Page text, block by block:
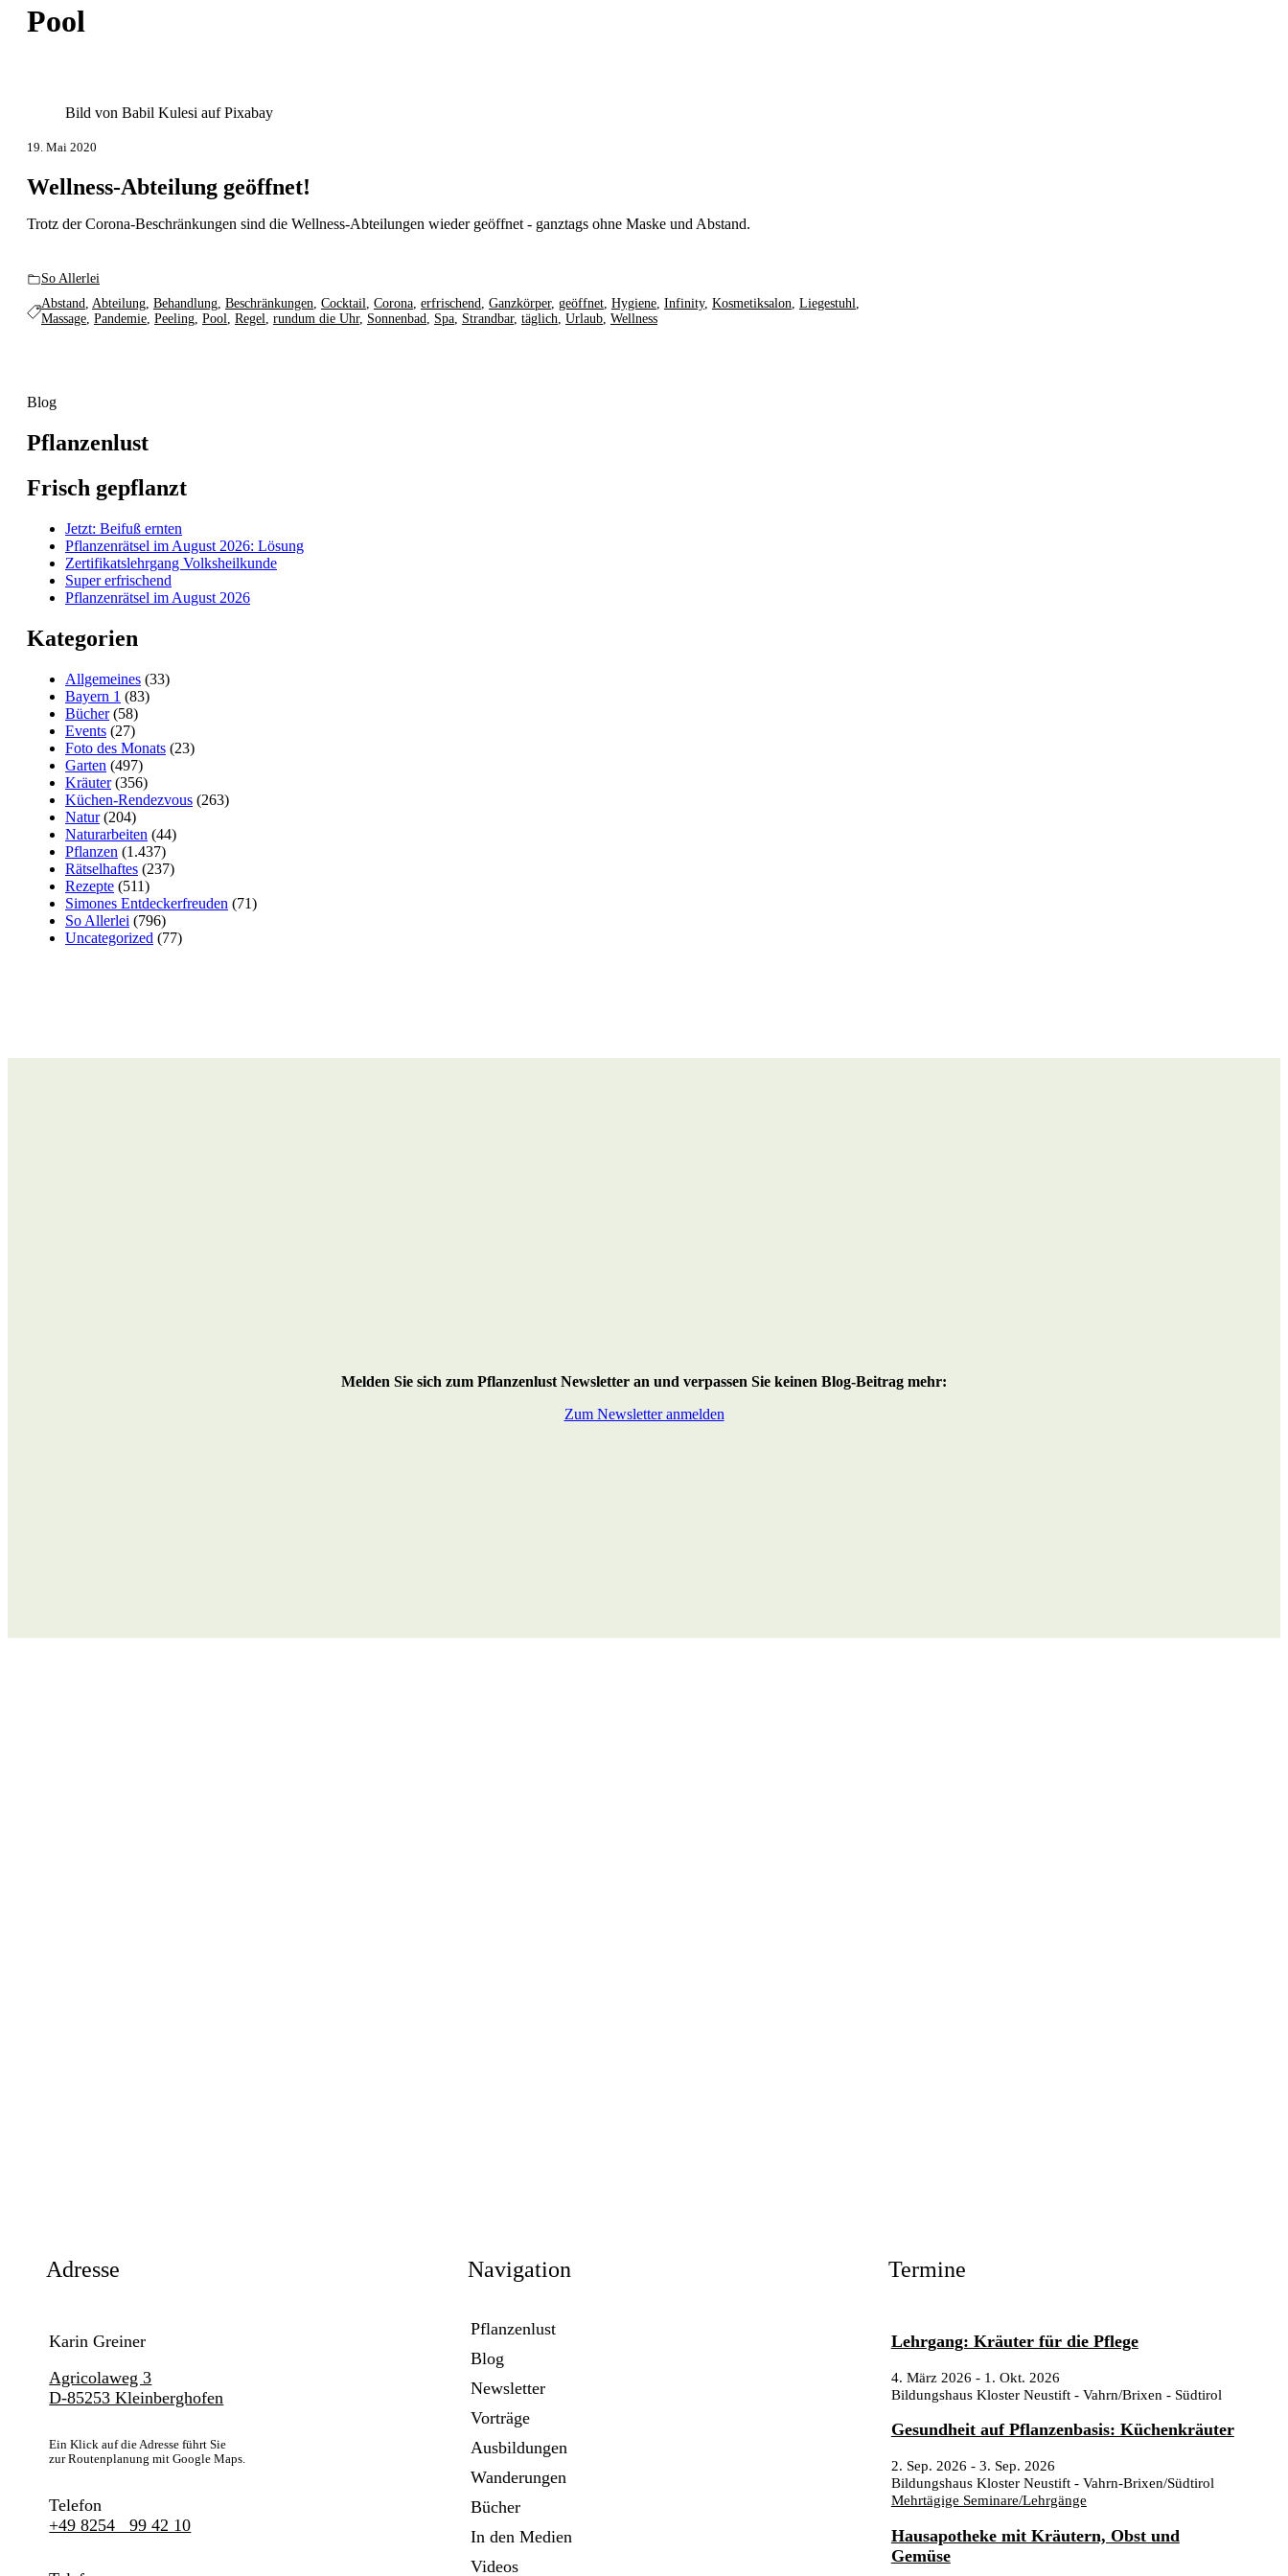
Pool
Bild von Babil Kulesi auf Pixabay
19. Mai 2020
Wellness-Abteilung geöffnet!
Trotz der Corona-Beschränkungen sind die Wellness-Abteilungen wieder geöffnet - ganztags ohne Maske und Abstand.
So Allerlei
Abstand, Abteilung, Behandlung, Beschränkungen, Cocktail, Corona, erfrischend, Ganzkörper, geöffnet, Hygiene, Infinity, Kosmetiksalon, Liegestuhl,
Massage, Pandemie, Peeling, Pool, Regel, rundum die Uhr, Sonnenbad, Spa, Strandbar, täglich, Urlaub, Wellness
Blog
Pflanzenlust
Frisch gepflanzt
Jetzt: Beifuß ernten
Pflanzenrätsel im August 2026: Lösung
Zertifikatslehrgang Volksheilkunde
Super erfrischend
Pflanzenrätsel im August 2026
Kategorien
Allgemeines (33)
Bayern 1 (83)
Bücher(58)
Events (27)
Foto des Monats (23)
Garten (497)
Kräuter(356)
Küchen-Rendezvous (263)
Natur(204)
Naturarbeiten (44)
Pflanzen (1.437)
Rätselhaftes (237)
Rezepte (511)
Simones Entdeckerfreuden (71)
So Allerlei (796)
Uncategorized (77)
Melden Sie sich zum Pflanzenlust Newsletter an und verpassen Sie keinen Blog-Beitrag mehr:
Zum Newsletter anmelden
Adresse
Karin Greiner
Agricolaweg 3
D-85253 Kleinberghofen
Ein Klick auf die Adresse führt Sie
zur Routenplanung mit Google Maps.
Telefon
+49 8254 99 42 10
Navigation
Pflanzenlust
Blog
Newsletter
Vorträge
Ausbildungen
Wanderungen
Bücher
In den Medien
Videos
Termine
Lehrgang: Kräuter für die Pflege
4. März 2026 - 1. Okt. 2026
Bildungshaus Kloster Neustift - Vahrn/Brixen - Südtirol
Gesundheit auf Pflanzenbasis: Küchenkräuter
2. Sep. 2026 - 3. Sep. 2026
Bildungshaus Kloster Neustift - Vahrn-Brixen/Südtirol
Mehrtägige Seminare/Lehrgänge
Hausapotheke mit Kräutern, Obst und
Gemüse